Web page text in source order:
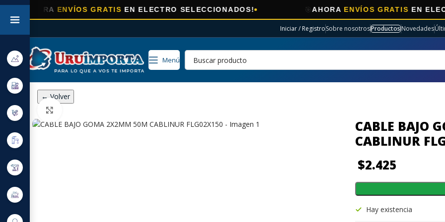
ENVÍOS GRATISEN ELECTRO SELECCIONADOS! ENVÍOS GRATISEN ELECTRO
Iniciar / RegistroSobre nosotrosProductosNovedades
Menú
← Volver
CABLE BAJO
CABLINUR
$2.425
Hay existencia